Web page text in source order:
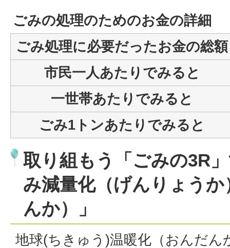
ごみの処理のためのお金の詳細
ごみ処理に必要だったお金の総額
市民一人あたりでみると
一世帯あたりでみると
ごみ1トンあたりでみると
取り組もう「ごみの3R
み減量化（げんりょう
んか）」
地球(ちきゅう)温暖化（おんだん